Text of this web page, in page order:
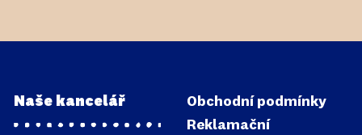
Naše kancelář
Obchodní podmínky
Reklamační